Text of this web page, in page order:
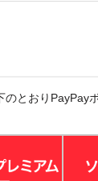
とおりPayPay